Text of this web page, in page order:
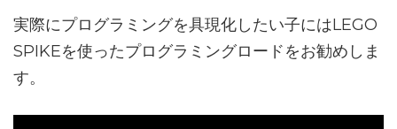
実際にプログラミングを具現化したい子にはLEGO
SPIKEを使ったプログラミングロードをお勧めしま
す。